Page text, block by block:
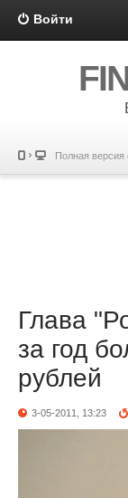
Войти
Полная версия
Глава
за год
рублей
3-05-2011, 13:23